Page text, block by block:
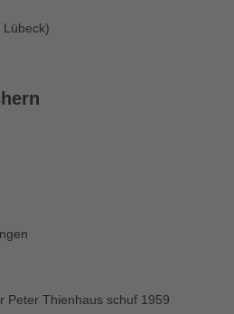
Lübeck)
Peter Thienhaus schuf 1959